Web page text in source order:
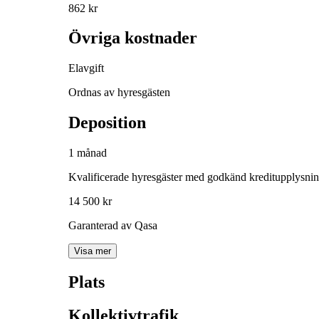
862 kr
Övriga kostnader
Elavgift
Ordnas av hyresgästen
Deposition
1 månad
Kvalificerade hyresgäster med godkänd
14 500 kr
Garanterad av Qasa
Visa mer
Plats